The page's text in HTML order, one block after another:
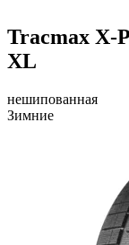
Tracmax X-
XL
нешипованная
Зимние